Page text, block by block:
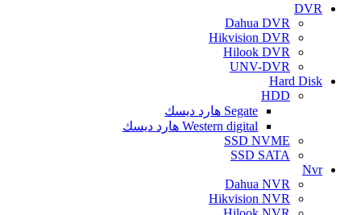
DVR
Dahua DVR
Hikvision DVR
Hilook DVR
UNV-DVR
Hard Disk
HDD
Segate هارد ديسك
Western digital هارد ديسك
SSD NVME
SSD SATA
Nvr
Dahua NVR
Hikvision NVR